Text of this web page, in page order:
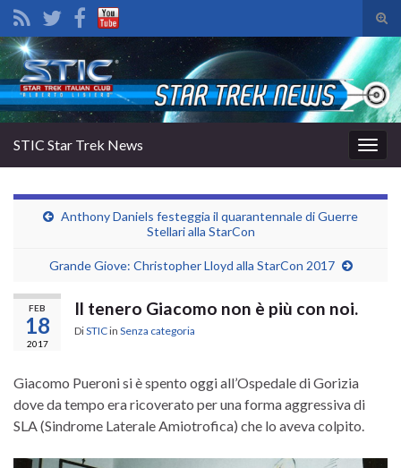
il
di
Search for:
la
STIC Star Trek News
Anthony Daniels festeggia il quarantennale di Guerre
Stellari alla StarCon
Grande Giove: Christopher Lloyd alla StarCon 2017
FEB
18
2017
Il tenero Giacomo non è più con noi.
DiSTICin Senza categoria
Giacomo Pueroni si è spento oggi all’Ospedale di Gorizia
dove da tempo era ricoverato per una forma aggressiva di
SLA (Sindrome Laterale Amiotrofica) che lo aveva colpito.